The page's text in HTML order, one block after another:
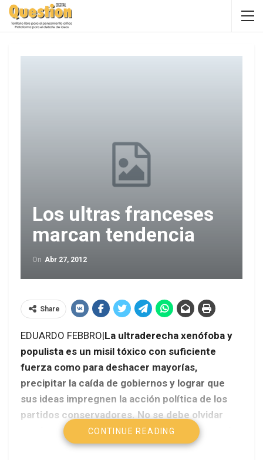
Los ultras franceses
marcan tendencia
On Abr 27, 2012
Share
EDUARDO FEBBRO|La ultraderecha xenófoba y
populista es un misil tóxico con suficiente
fuerza como para deshacer mayorías,
precipitar la caída de gobiernos y lograr que
sus ideas impregnen la acción política de los
partidos conservadores. No se debe olvidar
que la extrema derecha francesa hizo escuela
en casi toda Europa.
CONTINUE READING